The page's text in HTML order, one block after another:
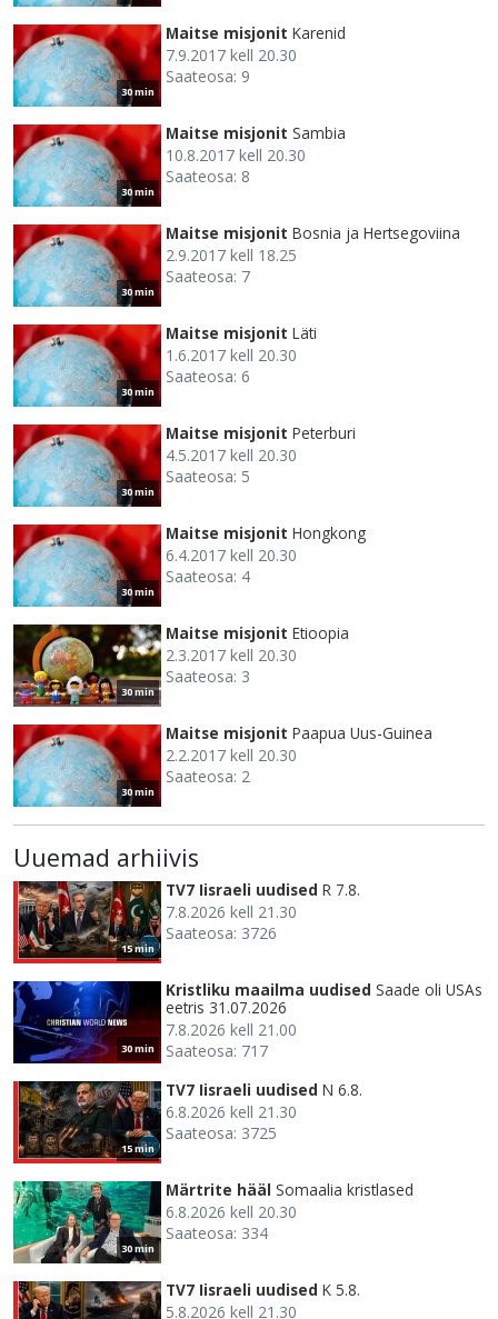
30 min
Maitse misjonit Karenid
7.9.2017 kell 20.30
Saateosa: 9
30 min
Maitse misjonit Sambia
10.8.2017 kell 20.30
Saateosa: 8
30 min
Maitse misjonit Bosnia ja Hertsegoviina
2.9.2017 kell 18.25
Saateosa: 7
30 min
Maitse misjonit Läti
1.6.2017 kell 20.30
Saateosa: 6
30 min
Maitse misjonit Peterburi
4.5.2017 kell 20.30
Saateosa: 5
30 min
Maitse misjonit Hongkong
6.4.2017 kell 20.30
Saateosa: 4
30 min
Maitse misjonit Etioopia
2.3.2017 kell 20.30
Saateosa: 3
30 min
Maitse misjonit Paapua Uus-Guinea
2.2.2017 kell 20.30
Saateosa: 2
Uuemad arhiivis
15 min
TV7 Iisraeli uudised R 7.8.
7.8.2026 kell 21.30
Saateosa: 3726
30 min
Kristliku maailma uudised Saade oli USAs
eetris 31.07.2026
7.8.2026 kell 21.00
Saateosa: 717
15 min
TV7 Iisraeli uudised N 6.8.
6.8.2026 kell 21.30
Saateosa: 3725
30 min
Märtrite hääl Somaalia kristlased
6.8.2026 kell 20.30
Saateosa: 334
TV7 Iisraeli uudised K 5.8.
5.8.2026 kell 21.30